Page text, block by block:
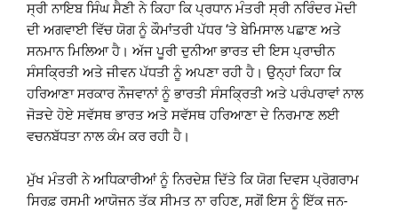
ਸ੍ਰੀ ਨਾਇਬ ਸਿੰਘ ਸੈਣੀ ਨੇ ਕਿਹਾ ਕਿ ਪ੍ਰਧਾਨ ਮੰਤਰੀ ਸ੍ਰੀ ਨਰਿੰਦਰ ਮੋਦੀ
ਦੀ ਅਗਵਾਈ ਵਿੱਚ ਯੋਗ ਨੂੰ ਕੌਮਾਂਤਰੀ ਪੱਧਰ ‘ਤੇ ਬੇਮਿਸਾਲ ਪਛਾਣ ਅਤੇ
ਸਨਮਾਨ ਮਿਲਿਆ ਹੈ। ਅੱਜ ਪੂਰੀ ਦੁਨੀਆ ਭਾਰਤ ਦੀ ਇਸ ਪ੍ਰਾਚੀਨ
ਸੰਸਕ੍ਰਿਤੀ ਅਤੇ ਜੀਵਨ ਪੱਧਤੀ ਨੂੰ ਅਪਣਾ ਰਹੀ ਹੈ। ਉਨ੍ਹਾਂ ਕਿਹਾ ਕਿ
ਹਰਿਆਣਾ ਸਰਕਾਰ ਨੌਜਵਾਨਾਂ ਨੂੰ ਭਾਰਤੀ ਸੰਸਕ੍ਰਿਤੀ ਅਤੇ ਪਰੰਪਰਾਵਾਂ ਨਾਲ
ਜੋੜਦੇ ਹੋਏ ਸਵੱਸਥ ਭਾਰਤ ਅਤੇ ਸਵੱਸਥ ਹਰਿਆਣਾ ਦੇ ਨਿਰਮਾਣ ਲਈ
ਵਚਨਬੱਧਤਾ ਨਾਲ ਕੰਮ ਕਰ ਰਹੀ ਹੈ।
ਮੁੱਖ ਮੰਤਰੀ ਨੇ ਅਧਿਕਾਰੀਆਂ ਨੂੰ ਨਿਰਦੇਸ਼ ਦਿੱਤੇ ਕਿ ਯੋਗ ਦਿਵਸ ਪ੍ਰੋਗਰਾਮ
ਸਿਰਫ਼ ਰਸਮੀ ਆਯੋਜਨ ਤੱਕ ਸੀਮਤ ਨਾ ਰਹਿਣ, ਸਗੋਂ ਇਸ ਨੂੰ ਇੱਕ ਜਨ-